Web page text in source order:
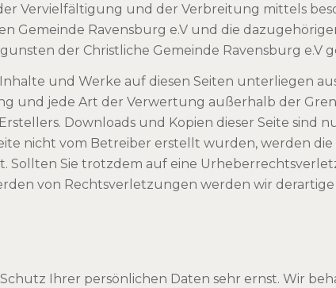
Vervielfältigung und der Verbreitung mittels
Gemeinde Ravensburg e.V und die
der Christliche Gemeinde Ravensburg e.V
und Werke auf diesen Seiten unterliegen
und jede Art der Verwertung außerhalb der
Downloads und Kopien dieser Seite sind
nicht vom Betreiber erstellt wurden, werden
Sollten Sie trotzdem auf eine
von Rechtsverletzungen werden wir
Ihrer persönlichen Daten sehr ernst. Wir